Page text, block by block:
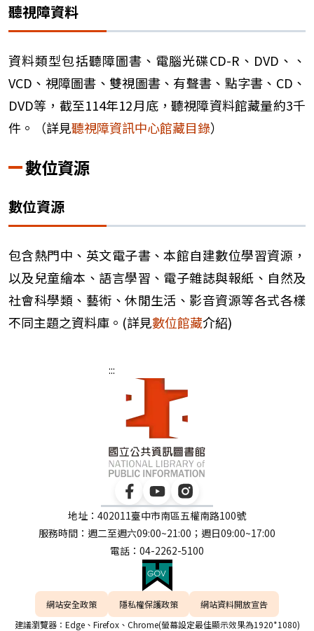
聽視障資料
資料類型包括聽障圖書、電腦光碟CD-R、DVD、、
VCD、視障圖書、雙視圖書、有聲書、點字書、CD、
DVD等，截至114年12月底，聽視障資料館藏量約3千
件。（詳見聽視障資訊中心館藏目錄）
數位資源
數位資源
包含熱門中、英文電子書、本館自建數位學習資源，
以及兒童繪本、語言學習、電子雜誌與報紙、自然及
社會科學類、藝術、休閒生活、影音資源等各式各樣
不同主題之資料庫。(詳見數位館藏介紹)
:::
地址：402011臺中市南區五權南路100號
服務時間：週二至週六09:00~21:00；週日09:00~17:00
電話：04-2262-5100
網站安全政策 隱私權保護政策
網站資料開放宣告
建議瀏覽器：Edge、Firefox、Chrome(螢幕設定最佳顯示效果為1920*1080)